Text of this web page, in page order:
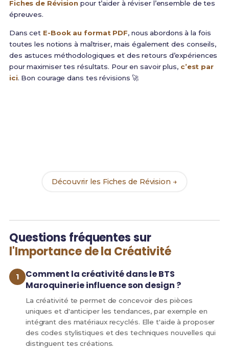
Fiches de Révision pour t’aider à réviser l’ensemble de tes
épreuves.
Dans cet E-Book au format PDF, nous abordons à la fois
toutes les notions à maîtriser, mais également des conseils,
des astuces méthodologiques et des retours d’expériences
pour maximiser tes résultats. Pour en savoir plus, c’est par
ici. Bon courage dans tes révisions 🚀
Découvrir les Fiches de Révision →
Questions fréquentes sur
l'Importance de la Créativité
Comment la créativité dans le BTS
Maroquinerie influence son design ?
La créativité te permet de concevoir des pièces
uniques et d'anticiper les tendances, par exemple en
intégrant des matériaux recyclés. Elle t'aide à proposer
des codes stylistiques et des techniques nouvelles qui
distinguent tes créations.